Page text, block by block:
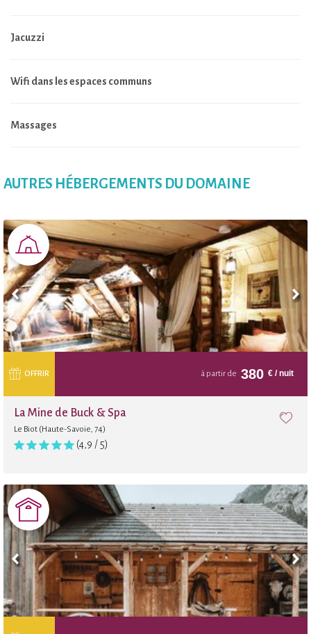
Jacuzzi
Wifi dans les espaces communs
Massages
AUTRES HÉBERGEMENTS DU DOMAINE
OFFRIR à partir de 380 € / nuit
La Mine de Buck & Spa
Le Biot (Haute-Savoie, 74)
(4,9 / 5)